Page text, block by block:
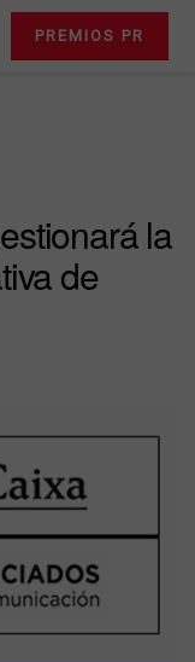
PREMIOS PR
la
de